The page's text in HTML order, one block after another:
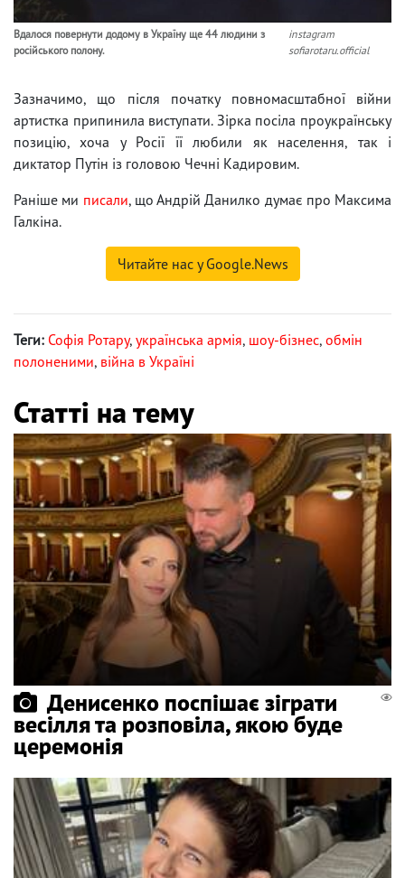
Вдалося повернути додому в Україну ще 44 людини з
російського полону.
instagram
sofiarotaru.official
Зазначимо, що після початку повномасштабної війни
артистка припинила виступати. Зірка посіла проукраїнську
позицію, хоча у Росії її любили як населення, так і
диктатор Путін із головою Чечні Кадировим.
Раніше ми писали, що Андрій Данилко думає про Максима
Галкіна.
Читайте нас у Google.News
Теги: Софія Ротару, українська армія, шоу-бізнес, обмін
полоненими, війна в Україні
Статті на тему
Денисенко поспішає зіграти
весілля та розповіла, якою буде
церемонія